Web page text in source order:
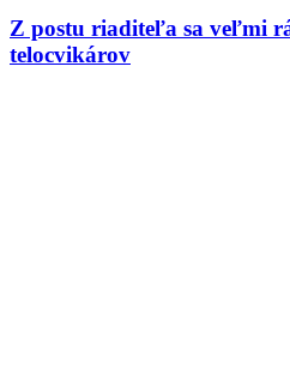
Z postu riaditeľa sa veľmi
telocvikárov